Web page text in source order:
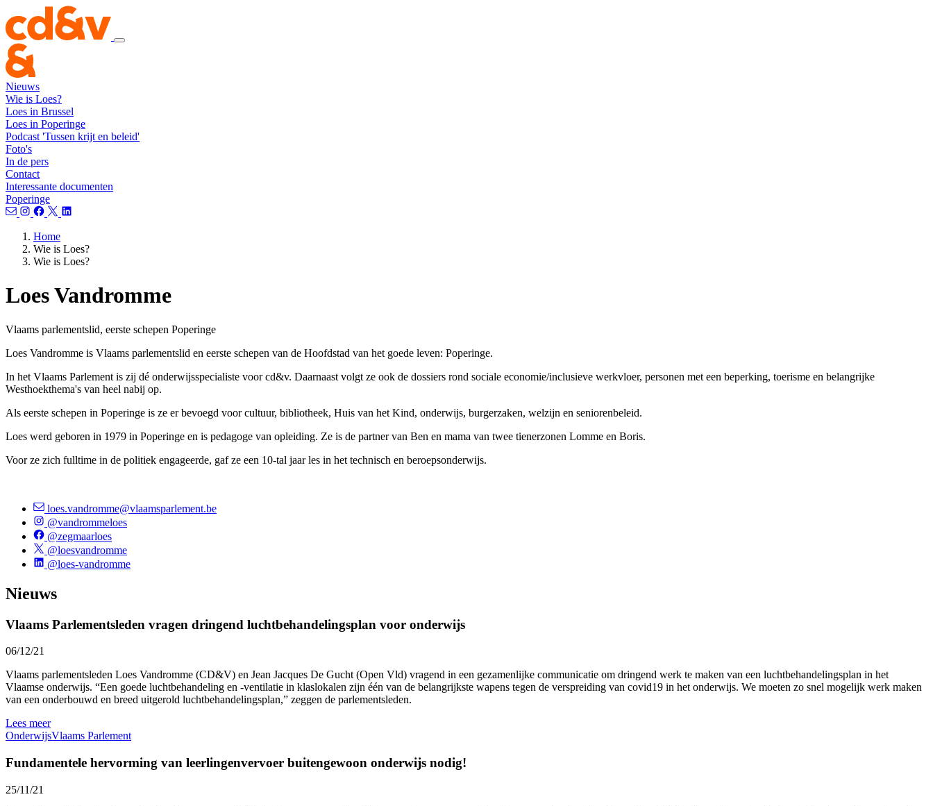
Nieuws
Wie is Loes?
Loes in Brussel
Loes in Poperinge
Podcast 'Tussen krijt en beleid'
Foto's
In de pers
Contact
Interessante documenten
Poperinge
Home
Wie is Loes?
Wie is Loes?
Loes Vandromme
Vlaams parlementslid, eerste schepen Poperinge
Loes Vandromme is Vlaams parlementslid en eerste schepen van de Hoofdstad van het goede leven: Poperinge.
In het Vlaams Parlement is zij dé onderwijsspecialiste voor cd&v. Daarnaast volgt ze ook de dossiers rond sociale economie/inclusieve werkvloer, personen met een beperking, toerisme en belangrijke
Westhoekthema's van heel nabij op.
Als eerste schepen in Poperinge is ze er bevoegd voor cultuur, bibliotheek, Huis van het Kind, onderwijs, burgerzaken, welzijn en seniorenbeleid.
Loes werd geboren in 1979 in Poperinge en is pedagoge van opleiding. Ze is de partner van Ben en mama van twee tienerzonen Lomme en Boris.
Voor ze zich fulltime in de politiek engageerde, gaf ze een 10-tal jaar les in het technisch en beroepsonderwijs.
loes.vandromme@vlaamsparlement.be
@vandrommeloes
@zegmaarloes
@loesvandromme
@loes-vandromme
Nieuws
Vlaams Parlementsleden vragen dringend luchtbehandelingsplan voor onderwijs
06/12/21
Vlaams parlementsleden Loes Vandromme (CD&V) en Jean Jacques De Gucht (Open Vld) vragend in een gezamenlijke communicatie om dringend werk te maken van een luchtbehandelingsplan in het
Vlaamse onderwijs. “Een goede luchtbehandeling en -ventilatie in klaslokalen zijn één van de belangrijkste wapens tegen de verspreiding van covid19 in het onderwijs. We moeten zo snel mogelijk werk maken
van een onderbouwd en breed uitgerold luchtbehandelingsplan,” zeggen de parlementsleden.
Lees meer
OnderwijsVlaams Parlement
Fundamentele hervorming van leerlingenvervoer buitengewoon onderwijs nodig!
25/11/21